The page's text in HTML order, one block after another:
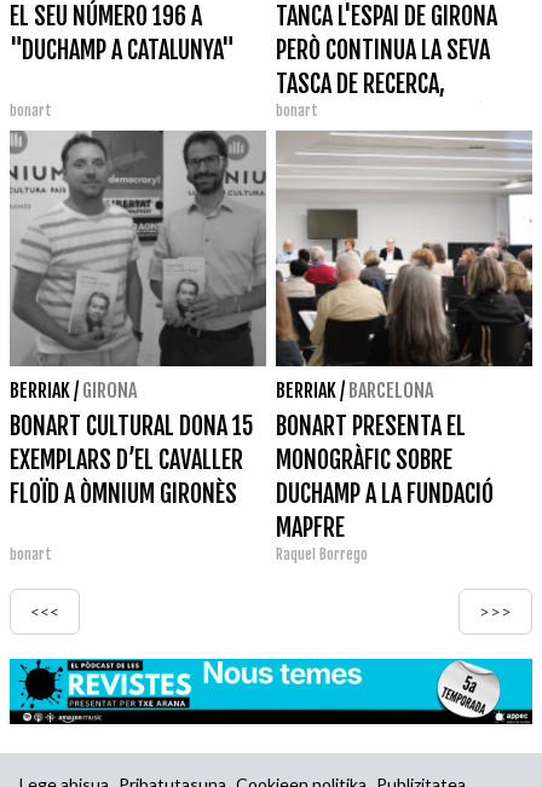
EL SEU NÚMERO 196 A
"DUCHAMP A CATALUNYA"
bonart
TANCA L'ESPAI DE GIRONA
PERÒ CONTINUA LA SEVA
TASCA DE RECERCA,
COMPRAVENDA I GESTIÓ
bonart
BERRIAK/ GIRONA
BONART CULTURAL DONA 15
EXEMPLARS D’EL CAVALLER
FLOÏD A ÒMNIUM GIRONÈS
bonart
BERRIAK/ BARCELONA
BONART PRESENTA EL
MONOGRÀFIC SOBRE
DUCHAMP A LA FUNDACIÓ
MAPFRE
Raquel Borrego
<<< >>>